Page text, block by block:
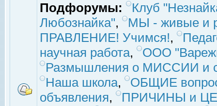
Подфорумы:
Клуб
Любознайка",
МЫ - живые и
ПРАВЛЕНИЕ! Учимся!,
научная работа,
ООО
Размышления о МИССИИ и
Наша школа,
ОБЩИЕ
объявления,
ПРИЧИНЫ и